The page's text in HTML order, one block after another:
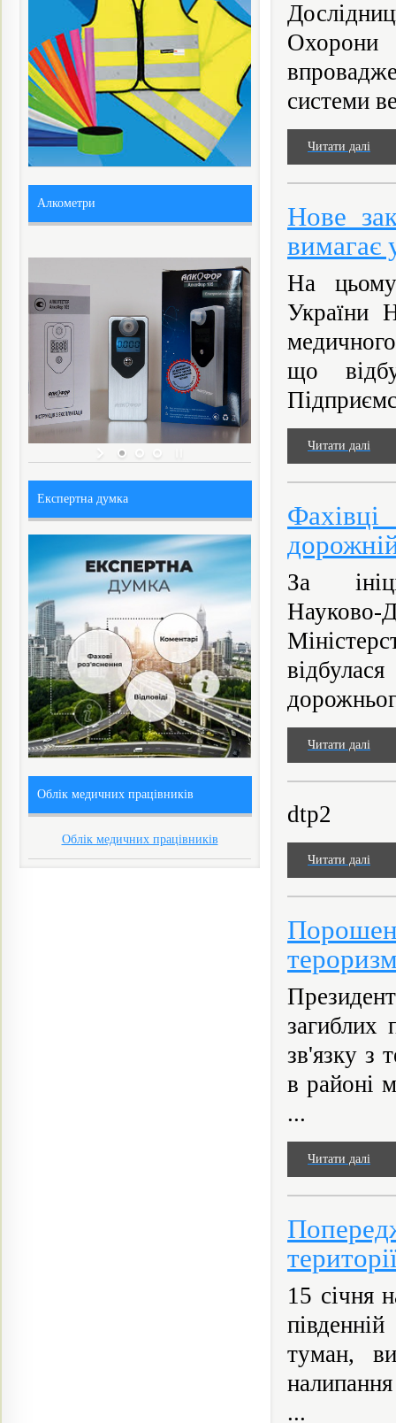
системи
Читати далі
Нове
вимагає
На цьому
України
що
Читати далі
За
Читати далі
dtp2
Читати далі
загиблих
зв'язку з
в районі
...
Читати далі
15 січня
туман,
...
Алкометри
Експертна думка
Облік медичних працівників
Облік медичних працівників